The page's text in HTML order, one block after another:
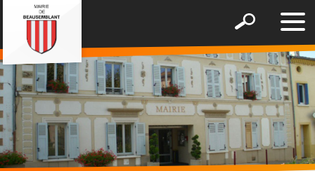
le
Afficher
formulaire
de
recherche